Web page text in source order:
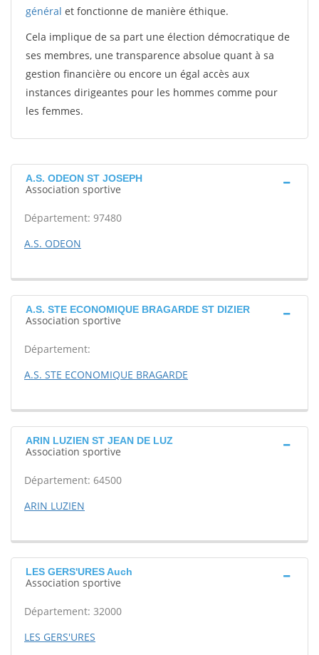
général et fonctionne de manière éthique.
Cela implique de sa part une élection démocratique de
ses membres, une transparence absolue quant à sa
gestion financière ou encore un égal accès aux
instances dirigeantes pour les hommes comme pour
les femmes.
A.S. ODEON ST JOSEPH
Association sportive
Département: 97480
A.S. ODEON
A.S. STE ECONOMIQUE BRAGARDE ST DIZIER
Association sportive
Département:
A.S. STE ECONOMIQUE BRAGARDE
ARIN LUZIEN ST JEAN DE LUZ
Association sportive
Département: 64500
ARIN LUZIEN
LES GERS'URES Auch
Association sportive
Département: 32000
LES GERS'URES